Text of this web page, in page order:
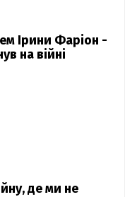
Ірини Фаріон -
на війні
де ми не